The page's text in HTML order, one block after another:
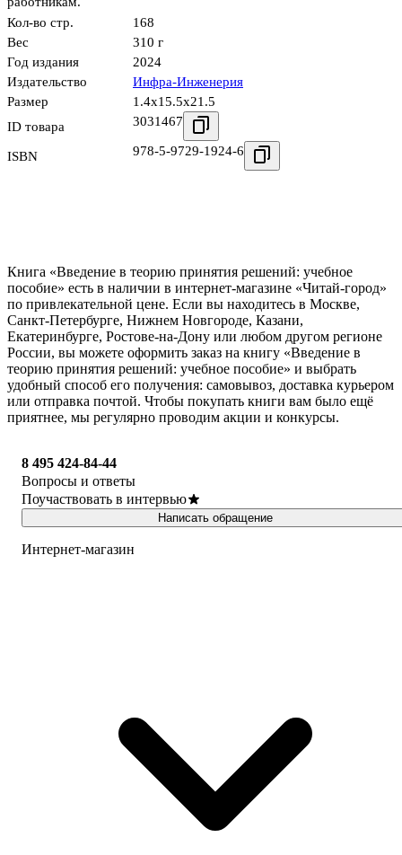
Кол-во стр.
168
Вес
310 г
Год издания
2024
Издательство
Инфра-Инженерия
Размер
1.4x15.5x21.5
ID товара
3031467
ISBN 978-5-9729-1924-6
Книга «Введение в теорию принятия решений: учебное
пособие» есть в наличии в интернет-магазине «Читай-город»
по привлекательной цене. Если вы находитесь в Москве,
Санкт-Петербурге, Нижнем Новгороде, Казани,
Екатеринбурге, Ростове-на-Дону или любом другом регионе
России, вы можете оформить заказ на книгу «Введение в
теорию принятия решений: учебное пособие» и выбрать
удобный способ его получения: самовывоз, доставка курьером
или отправка почтой. Чтобы покупать книги вам было ещё
приятнее, мы регулярно проводим акции и конкурсы.
8 495 424-84-44
Вопросы и ответы
Поучаствовать в интервью
Написать обращение
Интернет-магазин